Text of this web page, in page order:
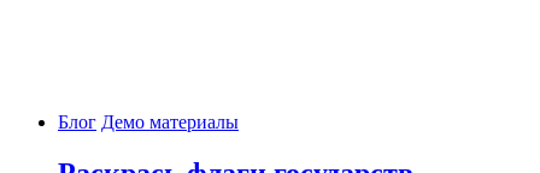
Блог Демо материалы